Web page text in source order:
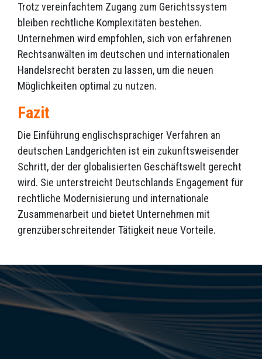
Trotz vereinfachtem Zugang zum Gerichtssystem
bleiben rechtliche Komplexitäten bestehen.
Unternehmen wird empfohlen, sich von erfahrenen
Rechtsanwälten im deutschen und internationalen
Handelsrecht beraten zu lassen, um die neuen
Möglichkeiten optimal zu nutzen.
Fazit
Die Einführung englischsprachiger Verfahren an
deutschen Landgerichten ist ein zukunftsweisender
Schritt, der der globalisierten Geschäftswelt gerecht
wird. Sie unterstreicht Deutschlands Engagement für
rechtliche Modernisierung und internationale
Zusammenarbeit und bietet Unternehmen mit
grenzüberschreitender Tätigkeit neue Vorteile.